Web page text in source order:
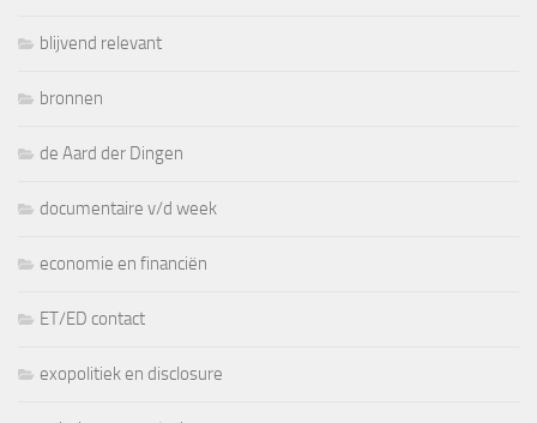
blijvend relevant
bronnen
de Aard der Dingen
documentaire v/d week
economie en financiën
ET/ED contact
exopolitiek en disclosure